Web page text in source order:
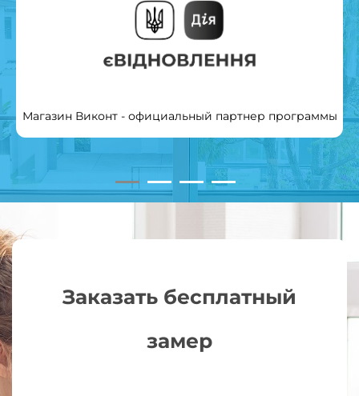
Магазин Виконт - официальный партнер программы
Заказать бесплатный
замер